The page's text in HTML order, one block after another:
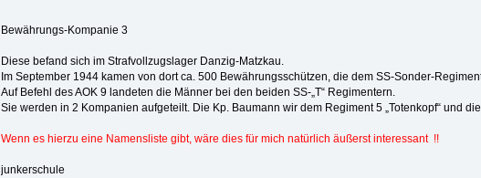
Bewährungs-Kompanie 3
Diese befand sich im Strafvollzugslager Danzig-Matzkau.
Im September 1944 kamen von dort ca. 500 Bewährungsschützen, die dem SS-Sonder-
Auf Befehl des AOK 9 landeten die Männer bei den beiden SS-„T“ Regimentern.
Sie werden in 2 Kompanien aufgeteilt. Die Kp. Baumann wir dem Regiment 5 „Totenkopf“ und
Wenn es hierzu eine Namensliste gibt, wäre dies für mich natürlich äußerst interessant !!
junkerschule